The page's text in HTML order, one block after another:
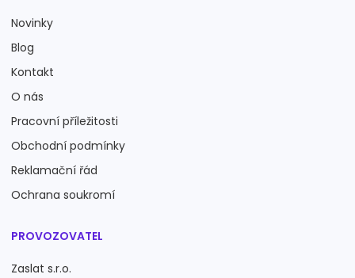
Novinky
Blog
Kontakt
O nás
Pracovní příležitosti
Obchodní podmínky
Reklamační řád
Ochrana soukromí
PROVOZOVATEL
Zaslat s.r.o.